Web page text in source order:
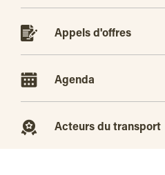
Appels d'offres
Agenda
Acteurs du transport